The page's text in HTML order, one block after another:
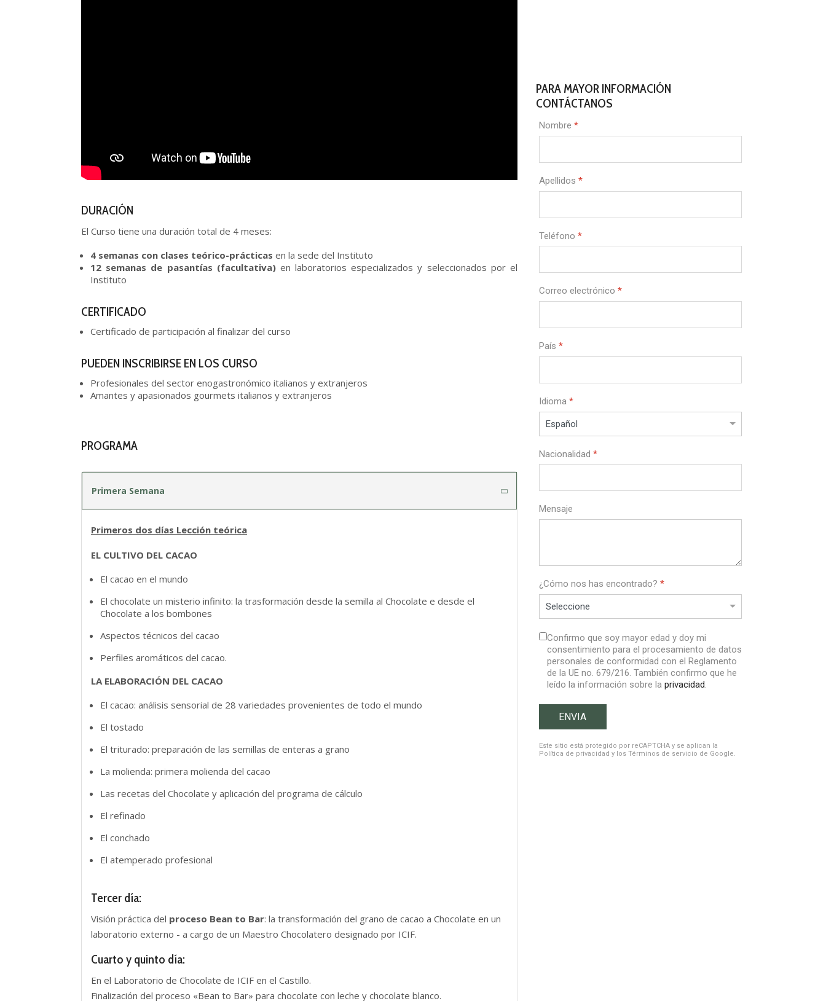
DURACIÓN
El Curso tiene una duración total de 4 meses:
4 semanas con clases teórico-prácticas en la sede del Instituto
12 semanas de pasantías (facultativa)en laboratorios especializados y seleccionados por el
Instituto
CERTIFICADO
Certificado de participación al finalizar del curso
PUEDEN INSCRIBIRSE EN LOS CURSO
Profesionales del sector enogastronómico italianos y extranjeros
Amantes y apasionados gourmets italianos y extranjeros
PROGRAMA
Primera Semana
Primeros dos días Lección teórica
EL CULTIVO DEL CACAO
El cacao en el mundo
El chocolate un misterio infinito: la trasformación desde la semilla al Chocolate e desde el
Chocolate a los bombones
Aspectos técnicos del cacao
Perfiles aromáticos del cacao.
LA ELABORACIÓN DEL CACAO
El cacao: análisis sensorial de 28 variedades provenientes de todo el mundo
El tostado
El triturado: preparación de las semillas de enteras a grano
La molienda: primera molienda del cacao
Las recetas del Chocolate y aplicación del programa de cálculo
El refinado
El conchado
El atemperado profesional
Tercer día:
Visión práctica del proceso Bean to Bar: la transformación del grano de cacao a Chocolate en un
laboratorio externo - a cargo de un Maestro Chocolatero designado por ICIF.
Cuarto y quinto día:
En el Laboratorio de Chocolate de ICIF en el Castillo.
Finalización del proceso «Bean to Bar» para chocolate con leche y chocolate blanco.
PARA MAYOR INFORMACIÓN
CONTÁCTANOS
Nombre *
Apellidos *
Teléfono *
Correo electrónico *
País *
Idioma *
Nacionalidad *
Mensaje
¿Cómo nos has encontrado? *
Confirmo que soy mayor edad y doy mi
consentimiento para el procesamiento de datos
personales de conformidad con el Reglamento
de la UE no. 679/216. También confirmo que he
leído la información sobre la privacidad.
ENVIA
reCAPTCHA*
Este sitio está protegido por reCAPTCHA y se aplican la
Política de privacidad y los Términos de servicio de Google.